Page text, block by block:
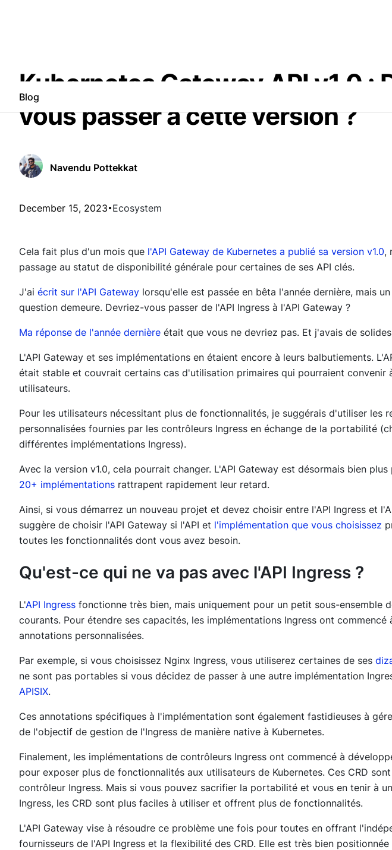
Blog
Kubernetes Gateway API v1.0 :
vous passer à cette version ?
Navendu Pottekkat
December 15, 2023 Ecosystem
Cela fait plus d'un mois que l'API Gateway de Kubernetes a publié sa version v1.0,
passage au statut de disponibilité générale pour certaines de ses API clés.
J'ai écrit sur l'API Gateway lorsqu'elle est passée en bêta l'année dernière, mais
question demeure. Devriez-vous passer de l'API Ingress à l'API Gateway ?
Ma réponse de l'année dernière était que vous ne devriez pas. Et j'avais de solides
L'API Gateway et ses implémentations en étaient encore à leurs balbutiements.
était stable et couvrait certains cas d'utilisation primaires qui pourraient convenir
utilisateurs.
Pour les utilisateurs nécessitant plus de fonctionnalités, je suggérais d'utiliser les
personnalisées fournies par les contrôleurs Ingress en échange de la portabilité
différentes implémentations Ingress).
Avec la version v1.0, cela pourrait changer. L'API Gateway est désormais bien
20+ implémentations rattrapent rapidement leur retard.
Ainsi, si vous démarrez un nouveau projet et devez choisir entre l'API Ingress et
suggère de choisir l'API Gateway si l'API et l'implémentation que vous choisissez
toutes les fonctionnalités dont vous avez besoin.
Qu'est-ce qui ne va pas avec l'API Ingress ?
L'API Ingress fonctionne très bien, mais uniquement pour un petit sous-ensemble
courants. Pour étendre ses capacités, les implémentations Ingress ont commencé
annotations personnalisées.
Par exemple, si vous choisissez Nginx Ingress, vous utiliserez certaines de ses
ne sont pas portables si vous décidez de passer à une autre implémentation
APISIX.
Ces annotations spécifiques à l'implémentation sont également fastidieuses à
de l'objectif de gestion de l'Ingress de manière native à Kubernetes.
Finalement, les implémentations de contrôleurs Ingress ont commencé à
pour exposer plus de fonctionnalités aux utilisateurs de Kubernetes. Ces CRD
contrôleur Ingress. Mais si vous pouvez sacrifier la portabilité et vous en tenir à
Ingress, les CRD sont plus faciles à utiliser et offrent plus de fonctionnalités.
L'API Gateway vise à résoudre ce problème une fois pour toutes en offrant
fournisseurs de l'API Ingress et la flexibilité des CRD. Elle est très bien